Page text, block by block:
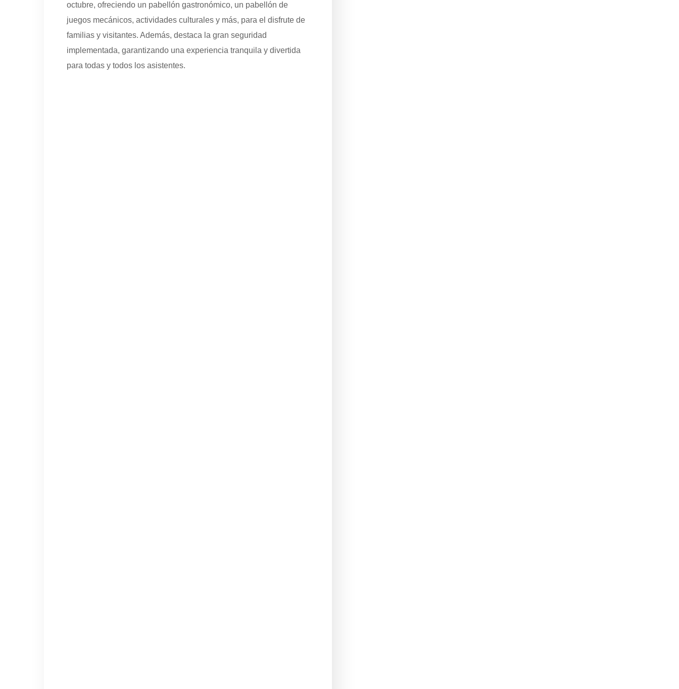
octubre, ofreciendo un pabellón gastronómico, un pabellón de
juegos mecánicos, actividades culturales y más, para el disfrute de
familias y visitantes. Además, destaca la gran seguridad
implementada, garantizando una experiencia tranquila y divertida
para todas y todos los asistentes.